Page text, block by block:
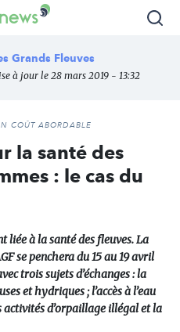
Grands Fleuves
à jour le 28 mars 2019 - 13:32
COÛT ABORDABLE
la santé des
: le cas du
à la santé des fleuves. La
se penchera du 15 au 19 avril
trois sujets d’échanges : la
et hydriques ; l’accès à l’eau
activités d’orpaillage illégal et la